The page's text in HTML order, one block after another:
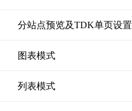
分站点预览及TDK单页设置
图表模式
列表模式